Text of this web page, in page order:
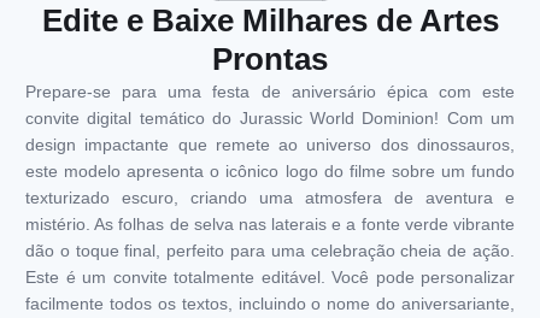
Edite e Baixe Milhares de Artes
Prontas
Prepare-se para uma festa de aniversário épica com este
convite digital temático do Jurassic World Dominion! Com um
design impactante que remete ao universo dos dinossauros,
este modelo apresenta o icônico logo do filme sobre um fundo
texturizado escuro, criando uma atmosfera de aventura e
mistério. As folhas de selva nas laterais e a fonte verde vibrante
dão o toque final, perfeito para uma celebração cheia de ação.
Este é um convite totalmente editável. Você pode personalizar
facilmente todos os textos, incluindo o nome do aniversariante,